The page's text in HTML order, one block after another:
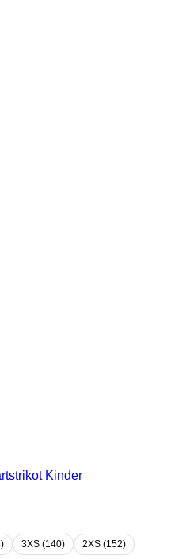
Kinder
3XS (140)
2XS (152)